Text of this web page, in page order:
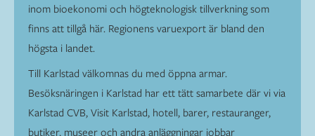
inom bioekonomi och högteknologisk tillverkning som
finns att tillgå här. Regionens varuexport är bland den
högsta i landet.
Till Karlstad välkomnas du med öppna armar.
Besöksnäringen i Karlstad har ett tätt samarbete där vi via
Karlstad CVB, Visit Karlstad, hotell, barer, restauranger,
butiker, museer och andra anläggningar jobbar